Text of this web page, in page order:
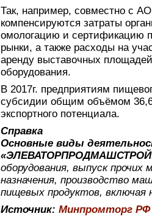
Так, например, совместно с
компенсируются затраты
омологацию и сертификацию
рынки, а также расходы на
аренду выставочных
оборудования.
В 2017г. предприятиям
субсидии общим объёмом
экспортного потенциала.
Справка
Основные виды
оборудования, выпуск прочих
назначения, производство
пищевых продуктов, включая
Источник:Минпромторг РФ